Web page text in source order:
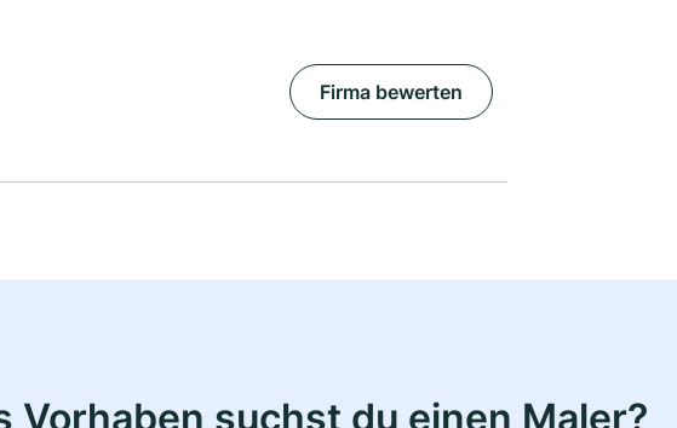
Firma bewerten
Vorhaben suchst du einen Maler?